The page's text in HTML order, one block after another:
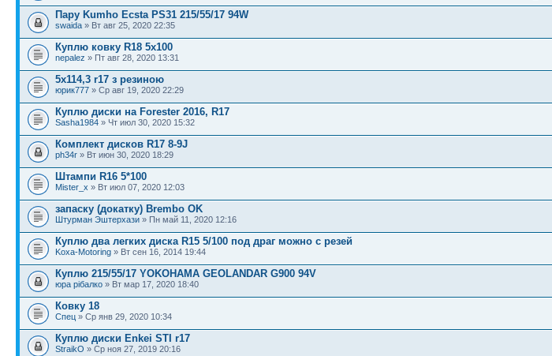
Пару Kumho Ecsta PS31 215/55/17 94W
swaida » Вт авг 25, 2020 22:35
Куплю ковку R18 5x100
nepalez » Пт авг 28, 2020 13:31
5х114,3 r17 з резиною
юрик777 » Ср авг 19, 2020 22:29
Куплю диски на Forester 2016, R17
Sasha1984 » Чт июл 30, 2020 15:32
Комплект дисков R17 8-9J
ph34r » Вт июн 30, 2020 18:29
Штампи R16 5*100
Mister_x » Вт июл 07, 2020 12:03
запаску (докатку) Brembo OK
Штурман Эштерхази » Пн май 11, 2020 12:16
Куплю два легких диска R15 5/100 под драг можно с резей
Koxa-Motoring » Вт сен 16, 2014 19:44
Куплю 215/55/17 YOKOHAMA GEOLANDAR G900 94V
юра рібалко » Вт мар 17, 2020 18:40
Ковку 18
Спец » Ср янв 29, 2020 10:34
Куплю диски Enkei STI r17
StraikO » Ср ноя 27, 2019 20:16